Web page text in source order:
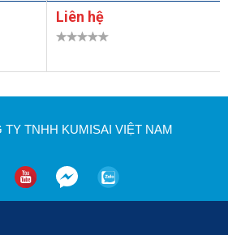
Liên hệ
TY TNHH KUMISAI VIỆT NAM